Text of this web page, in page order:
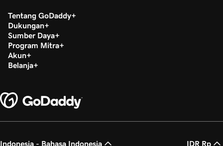
Tentang GoDaddy
Dukungan
Sumber Daya
Program Mitra
Akun
Belanja
Indonesia - Bahasa Indonesia IDR Rp